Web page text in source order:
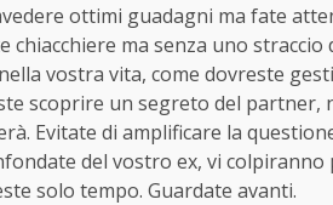
ottimi guadagni ma fate
ma senza uno straccio
vostra vita, come dovreste
scoprire un segreto del partner,
Evitate di amplificare la
del vostro ex, vi colpiranno
solo tempo. Guardate avanti.